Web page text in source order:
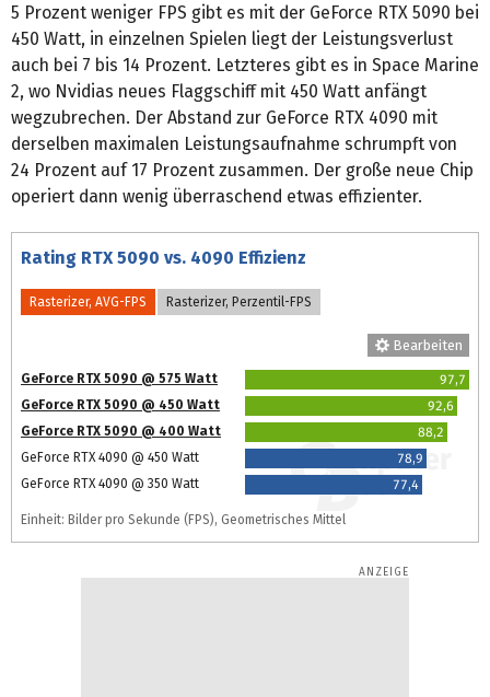
5 Prozent weniger FPS gibt es mit der GeForce RTX 5090 bei
450 Watt, in einzelnen Spielen liegt der Leistungsverlust
auch bei 7 bis 14 Prozent. Letzteres gibt es in Space Marine
2, wo Nvidias neues Flaggschiff mit 450 Watt anfängt
wegzubrechen. Der Abstand zur GeForce RTX 4090 mit
derselben maximalen Leistungsaufnahme schrumpft von
24 Prozent auf 17 Prozent zusammen. Der große neue Chip
operiert dann wenig überraschend etwas effizienter.
Rating RTX 5090 vs. 4090 Effizienz
Rasterizer, AVG-FPS Rasterizer, Perzentil-FPS
Bearbeiten
GeForce RTX 5090 @ 575 Watt
97,7
GeForce RTX 5090 @ 450 Watt
92,6
GeForce RTX 5090 @ 400 Watt
88,2
GeForce RTX 4090 @ 450 Watt
78,9
GeForce RTX 4090 @ 350 Watt
77,4
Einheit: Bilder pro Sekunde (FPS), Geometrisches Mittel